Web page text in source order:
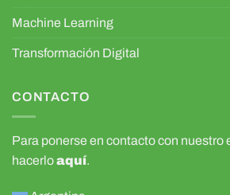
Machine Learning
Transformación Digital
CONTACTO
Para ponerse en contacto con nuestro
hacerloaquí.